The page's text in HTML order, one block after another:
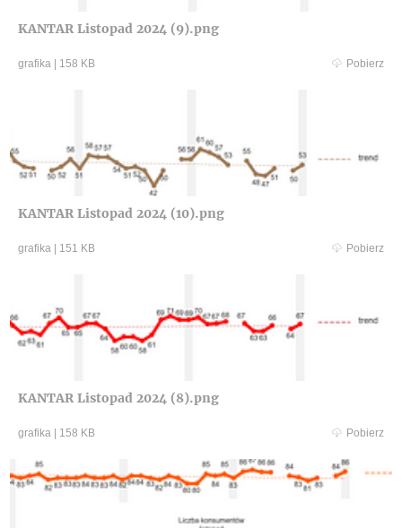
KANTAR Listopad 2024 (9).png
grafika 158 KB Pobierz
KANTAR Listopad 2024 (10).png
grafika 151 KB Pobierz
KANTAR Listopad 2024 (8).png
grafika 158 KB Pobierz